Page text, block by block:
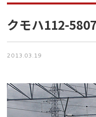
クモハ112-
2013.03.19